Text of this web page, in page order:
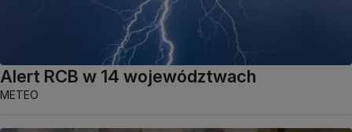
Alert RCB w 14 województwach
METEO